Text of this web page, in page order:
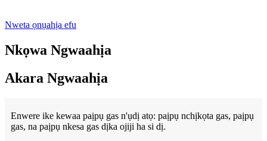
Nweta ọnụahịa efu
Nkọwa Ngwaahịa
Akara Ngwaahịa
Enwere ike kewaa paịpụ gas n'ụdị atọ: paịpụ nchịkọta gas, paịpụ
gas, na paịpụ nkesa gas dịka ojiji ha si dị.